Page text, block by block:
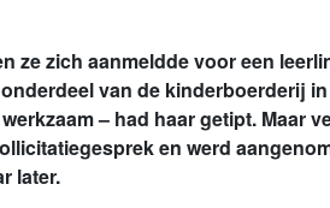
ze zich aanmeldde voor een
van de kinderboerderij
– had haar getipt. Maar
en werd
later.